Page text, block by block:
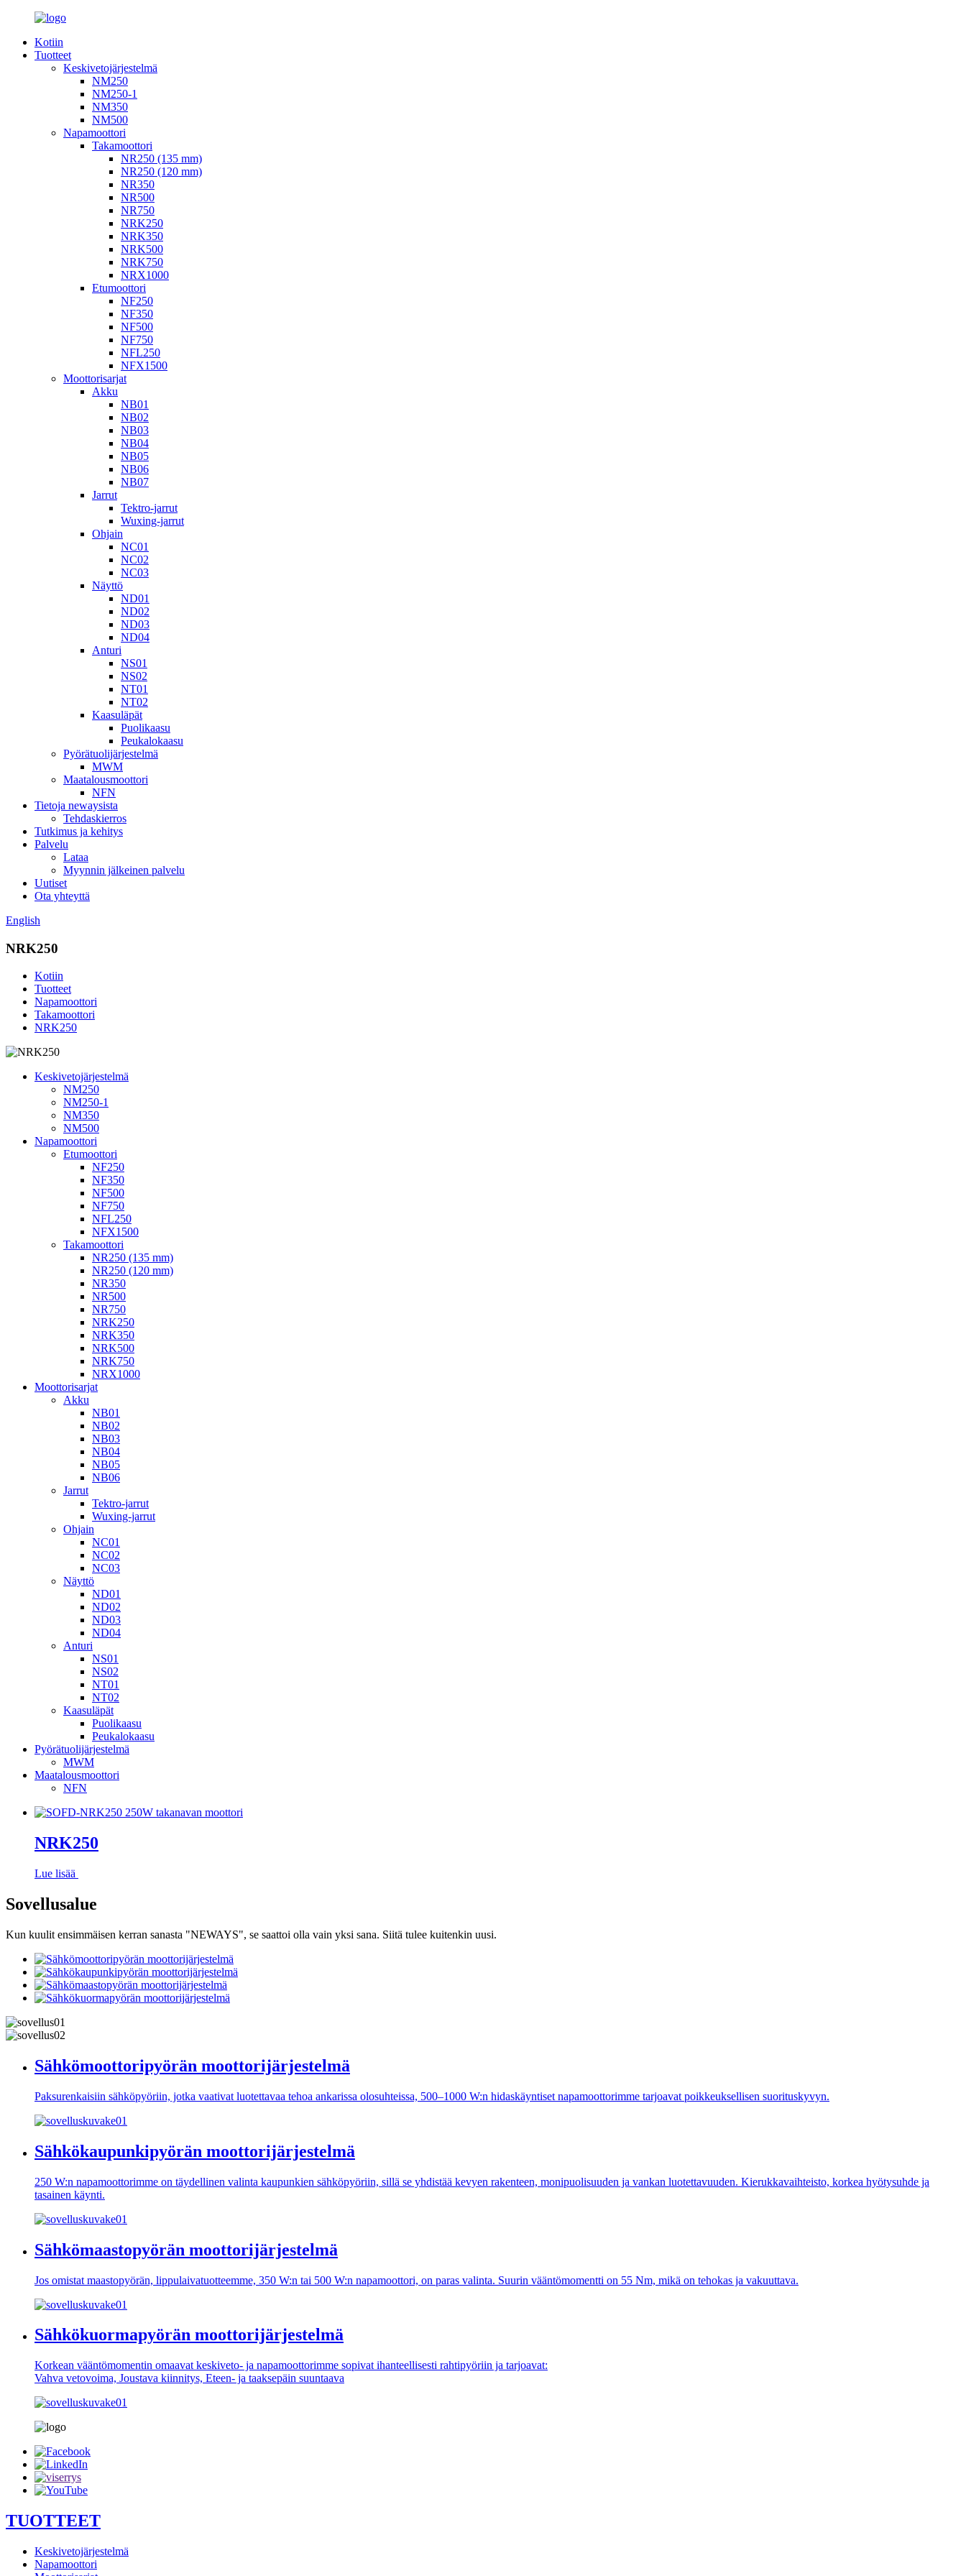
Kotiin
Tuotteet
Keskivetojärjestelmä
NM250
NM250-1
NM350
NM500
Napamoottori
Takamoottori
NR250 (135 mm)
NR250 (120 mm)
NR350
NR500
NR750
NRK250
NRK350
NRK500
NRK750
NRX1000
Etumoottori
NF250
NF350
NF500
NF750
NFL250
NFX1500
Moottorisarjat
Akku
NB01
NB02
NB03
NB04
NB05
NB06
NB07
Jarrut
Tektro-jarrut
Wuxing-jarrut
Ohjain
NC01
NC02
NC03
Näyttö
ND01
ND02
ND03
ND04
Anturi
NS01
NS02
NT01
NT02
Kaasuläpät
Puolikaasu
Peukalokaasu
Pyörätuolijärjestelmä
MWM
Maatalousmoottori
NFN
Tietoja newaysista
Tehdaskierros
Tutkimus ja kehitys
Palvelu
Lataa
Myynnin jälkeinen palvelu
Uutiset
Ota yhteyttä
English
NRK250
Kotiin
Tuotteet
Napamoottori
Takamoottori
NRK250
Keskivetojärjestelmä
NM250
NM250-1
NM350
NM500
Napamoottori
Etumoottori
NF250
NF350
NF500
NF750
NFL250
NFX1500
Takamoottori
NR250 (135 mm)
NR250 (120 mm)
NR350
NR500
NR750
NRK250
NRK350
NRK500
NRK750
NRX1000
Moottorisarjat
Akku
NB01
NB02
NB03
NB04
NB05
NB06
Jarrut
Tektro-jarrut
Wuxing-jarrut
Ohjain
NC01
NC02
NC03
Näyttö
ND01
ND02
ND03
ND04
Anturi
NS01
NS02
NT01
NT02
Kaasuläpät
Puolikaasu
Peukalokaasu
Pyörätuolijärjestelmä
MWM
Maatalousmoottori
NFN
NRK250
Lue lisää
Sovellusalue
Kun kuulit ensimmäisen kerran sanasta "NEWAYS", se saattoi olla vain yksi sana. Siitä tulee kuitenkin uusi.
Sähkömoottoripyörän moottorijärjestelmä
Paksurenkaisiin sähköpyöriin, jotka vaativat luotettavaa tehoa ankarissa olosuhteissa, 500–1000 W:n hidaskäyntiset napamoottorimme tarjoavat poikkeuksellisen suorituskyvyn.
Sähkökaupunkipyörän moottorijärjestelmä
250 W:n napamoottorimme on täydellinen valinta kaupunkien sähköpyöriin, sillä se yhdistää kevyen rakenteen, monipuolisuuden ja vankan luotettavuuden. Kierukkavaihteisto, korkea hyötysuhde ja
tasainen käynti.
Sähkömaastopyörän moottorijärjestelmä
Jos omistat maastopyörän, lippulaivatuotteemme, 350 W:n tai 500 W:n napamoottori, on paras valinta. Suurin vääntömomentti on 55 Nm, mikä on tehokas ja vakuuttava.
Sähkökuormapyörän moottorijärjestelmä
Korkean vääntömomentin omaavat keskiveto- ja napamoottorimme sopivat ihanteellisesti rahtipyöriin ja tarjoavat:
Vahva vetovoima, Joustava kiinnitys, Eteen- ja taaksepäin suuntaava
TUOTTEET
Keskivetojärjestelmä
Napamoottori